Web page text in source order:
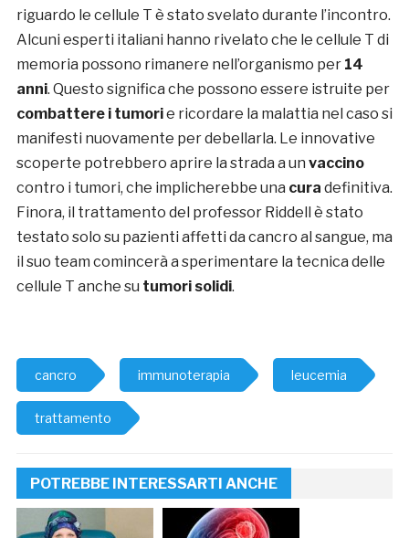
riguardo le cellule T è stato svelato durante l’incontro.
Alcuni esperti italiani hanno rivelato che le cellule T di
memoria possono rimanere nell’organismo per 14
anni. Questo significa che possono essere istruite per
combattere i tumorie ricordare la malattia nel caso si
manifesti nuovamente per debellarla. Le innovative
scoperte potrebbero aprire la strada a un vaccino
contro i tumori, che implicherebbe una cura definitiva.
Finora, il trattamento del professor Riddell è stato
testato solo su pazienti affetti da cancro al sangue, ma
il suo team comincerà a sperimentare la tecnica delle
cellule T anche su tumori solidi.
cancro immunoterapia leucemia
trattamento
POTREBBE INTERESSARTI ANCHE